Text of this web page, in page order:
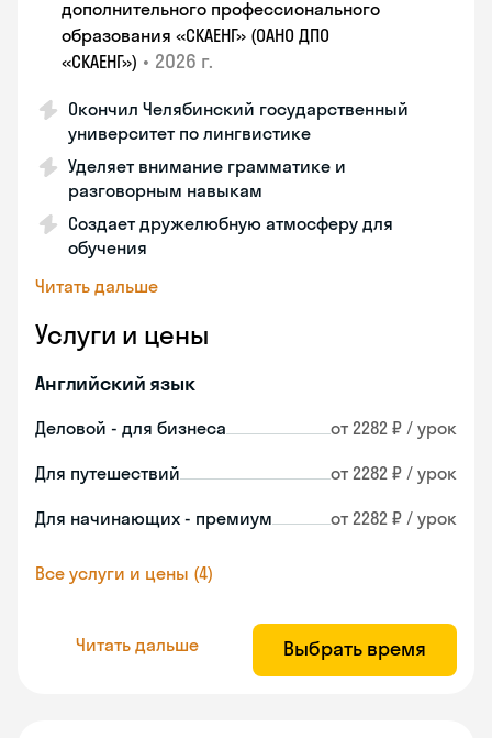
дополнительного профессионального
образования «СКАЕНГ» (ОАНО ДПО
«СКАЕНГ») • 2026 г.
Окончил Челябинский государственный
университет по лингвистике
Уделяет внимание грамматике и
разговорным навыкам
Создает дружелюбную атмосферу для
обучения
Читать дальше
Услуги и цены
Английский язык
Деловой - для бизнеса от 2282 ₽ / урок
Для путешествий от 2282 ₽ / урок
Для начинающих - премиум от 2282 ₽ / урок
Все услуги и цены (4)
Читать дальше Выбрать время